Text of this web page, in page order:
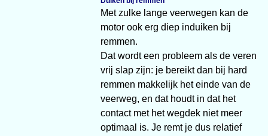
Met zulke lange veerwegen kan de
motor ook erg diep induiken bij
remmen.
Dat wordt een probleem als de veren
vrij slap zijn: je bereikt dan bij hard
remmen makkelijk het einde van de
veerweg, en dat houdt in dat het
contact met het wegdek niet meer
optimaal is. Je remt je dus relatief